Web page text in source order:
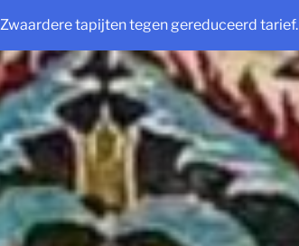
tapijten tegen gereduceerd tarief.